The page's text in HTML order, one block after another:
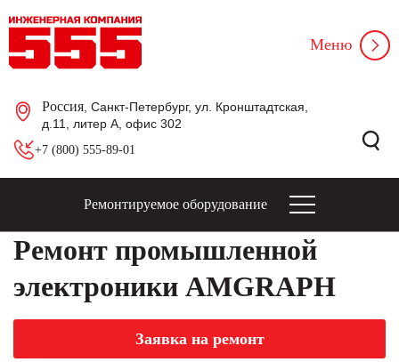
Россия , Санкт-Петербург, ул. Кронштадтская,
д.11, литер А, офис 302
+7 (800) 555-89-01
Меню
Ремонтируемое оборудование
Ремонт промышленной
электроники AMGRAPH
Заявка на ремонт